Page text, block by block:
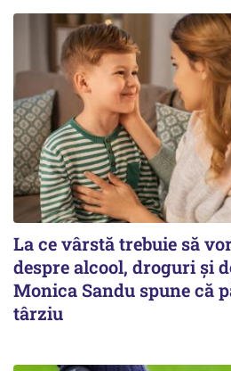
La ce vârstă trebuie să
despre alcool, droguri și
Monica Sandu spune că
târziu